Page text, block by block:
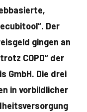
Der
gingen an
COPD“ der
GmbH. Die drei
in vorbildlicher